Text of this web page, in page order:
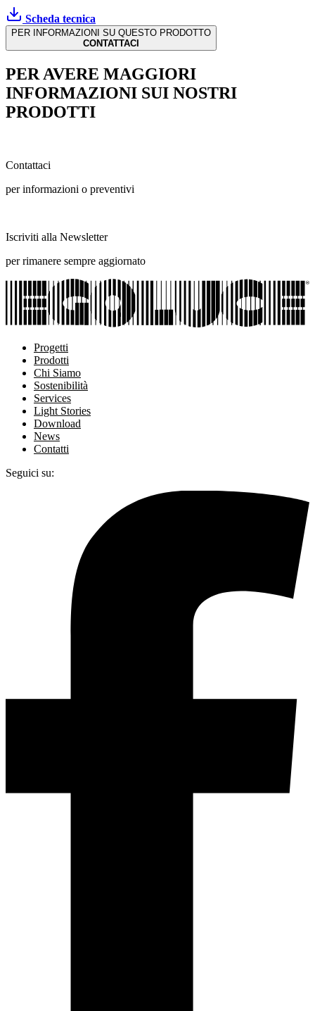
Scheda tecnica
PER INFORMAZIONI SU QUESTO PRODOTTO
CONTATTACI
PER AVERE MAGGIORI
INFORMAZIONI SUI NOSTRI
PRODOTTI
Contattaci
per informazioni o preventivi
Iscriviti alla Newsletter
per rimanere sempre aggiornato
Progetti
Prodotti
Chi Siamo
Sostenibilità
Services
Light Stories
Download
News
Contatti
Seguici su: